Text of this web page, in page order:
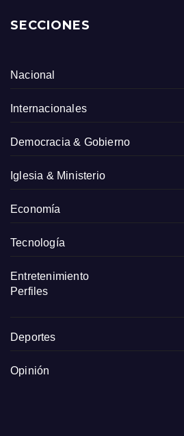
SECCIONES
Nacional
Internacionales
Democracia & Gobierno
Iglesia & Ministerio
Economía
Tecnología
Entretenimiento
Perfiles
Deportes
Opinión